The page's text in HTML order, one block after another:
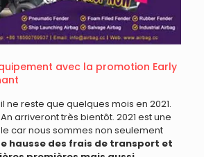
avec la promotion Early
ne reste que quelques mois en 2021.
arriveront très bientôt. 2021 est une
car nous sommes non seulement
hausse des frais de transport et